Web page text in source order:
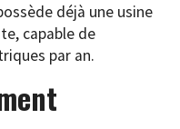
déjà une usine
capable de
par an.